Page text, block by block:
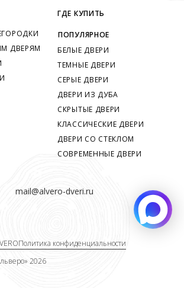
mail@alvero-dveri.ru
ДВЕРЯМ
ГДЕ КУПИТЬ
ПОПУЛЯРНОЕ
БЕЛЫЕ ДВЕРИ
ТЕМНЫЕ ДВЕРИ
СЕРЫЕ ДВЕРИ
ДВЕРИ ИЗ ДУБА
СКРЫТЫЕ ДВЕРИ
КЛАССИЧЕСКИЕ ДВЕРИ
ДВЕРИ СО СТЕКЛОМ
СОВРЕМЕННЫЕ ДВЕРИ
2026
Политика конфиденциальности